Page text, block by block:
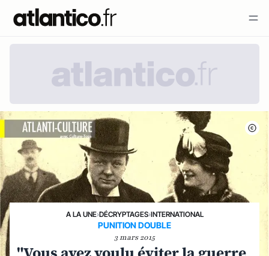
A LA UNE›DÉCRYPTAGES›INTERNATIONAL
PUNITION DOUBLE
3 mars 2015